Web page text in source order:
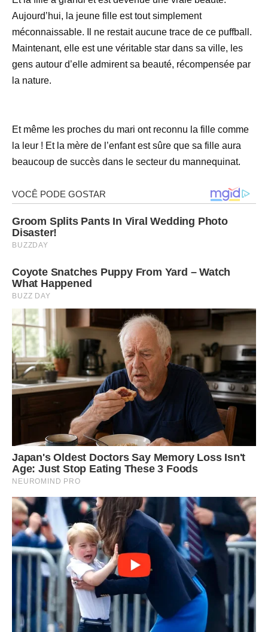
Aujourd’hui, la jeune fille est tout simplement
méconnaissable. Il ne restait aucune trace de ce puffball.
Maintenant, elle est une véritable star dans sa ville, les
gens autour d’elle admirent sa beauté, récompensée par
la nature.
Et même les proches du mari ont reconnu la fille comme
la leur ! Et la mère de l’enfant est sûre que sa fille aura
beaucoup de succès dans le secteur du mannequinat.